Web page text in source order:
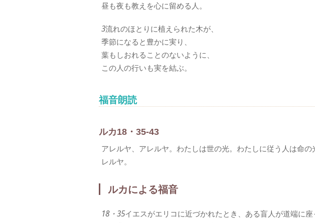
昼も夜も教えを心に留める人。
3流れのほとりに植えられた木が、
季節になると豊かに実り、
葉もしおれることのないように、
この人の行いも実を結ぶ。
福音朗読
ルカ18・35-43
アレルヤ、アレルヤ。わたしは世の光。わたしに従う人は命
レルヤ。
ルカによる福音
18・35イエスがエリコに近づかれたとき、ある盲人が道端に座